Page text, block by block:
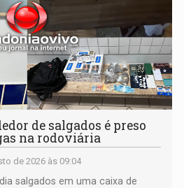
de salgados é preso
na rodoviária
de 2026 às 09:04
salgados em uma caixa de